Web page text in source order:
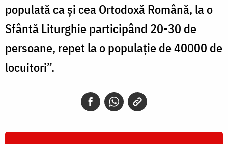
populată ca și cea Ortodoxă Română, la o
Sfântă Liturghie participând 20-30 de
persoane, repet la o populație de 40000 de
locuitori”.